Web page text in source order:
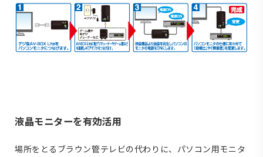
液晶モニターを有効活用
場所をとるブラウン管テレビの代わりに、パソコン用モニタ